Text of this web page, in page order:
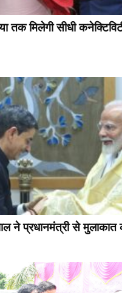
तक मिलेगी सीधी
ने प्रधानमंत्री से मुलाकात